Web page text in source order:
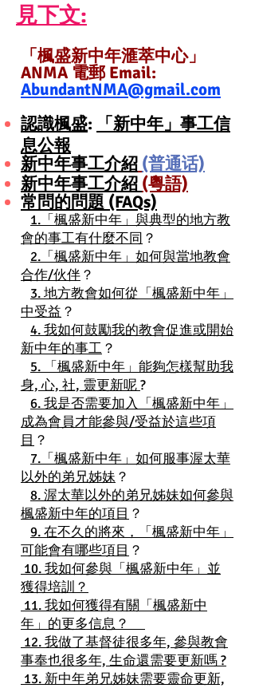
見下文:
「楓盛新中年滙萃中心」
ANMA 電郵 Email:
AbundantNMA@gmail.com
認識楓盛:
「新中年」事工信
息公報
新中年事工介紹 (普通话)
新中年事工介紹 (粵語)
常問的問題 (FAQs)
1.「楓盛新中年」與典型的地方教
會的事工有什麼不同 ？
2.「楓盛新中年」如何與當地教會
合作/伙伴？
3. 地方教會如何從「楓盛新中年」
中受益 ？
4. 我如何鼓勵我的教會促進或開始
新中年的事工？
5. 「楓盛新中年」能夠怎樣幫助我
身, 心, 社, 靈更新呢?
6. 我是否需要加入「楓盛新中年」
成為會員才能參與/受益於這些項
目 ？
7.「楓盛新中年」如何服事渥太華
以外的弟兄姊妹？
8. 渥太華以外的弟兄姊妹如何參與
楓盛新中年的項目 ？
9. 在不久的將來，「楓盛新中年」
可能會有哪些項目 ？
10. 我如何參與「楓盛新中年」並
獲得培訓？
11. 我如何獲得有關「楓盛新中
年」的更多信息？
12. 我做了基督徒很多年, 參與教會
事奉也很多年, 生命還需要更新嗎 ?
13. 新中年弟兄姊妹需要靈命更新,